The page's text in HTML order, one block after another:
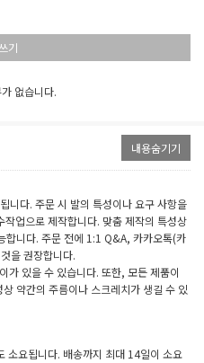
기
없습니다.
내용숨기기
니다. 주문 시 발의 특성이나 요구 사항을
업으로 제작합니다. 맞춤 제작의 특성상
합니다. 주문 전에 1:1 Q&A, 카카오톡(카
을 권장합니다.
가 있을 수 있습니다. 또한, 모든 제품이
약간의 주름이나 스크레치가 생길 수 있
소요됩니다. 배송까지 최대 14일이 소요